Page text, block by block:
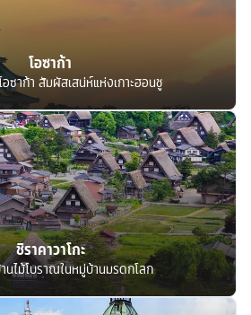
โอซาก้า
ซาก้า สัมผัสเสน่ห์แห่งเกาะฮอนชู
ชิราคาวาโกะ
นไม้โบราณในหมู่บ้านมรดกโลก